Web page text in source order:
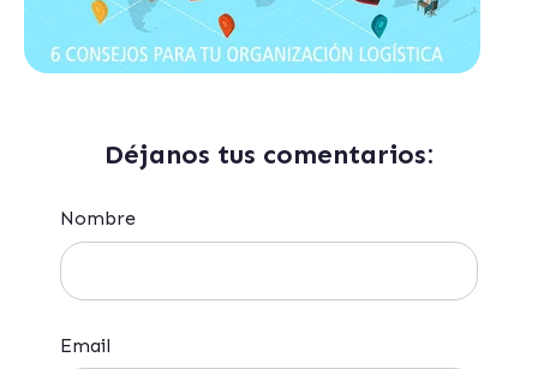
Déjanos tus comentarios:
Nombre
Email